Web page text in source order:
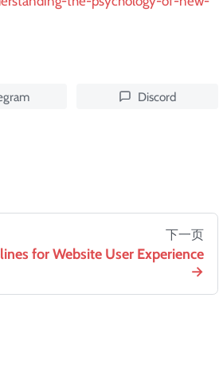
Discord
下一页
for Website User Experience